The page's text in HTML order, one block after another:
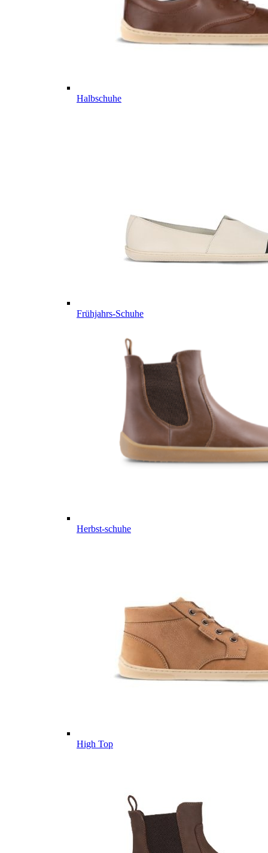
Halbschuhe
Frühjahrs-Schuhe
Herbst-schuhe
High Top